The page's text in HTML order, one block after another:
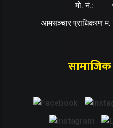
मो. नं.:
आमसञ्चार प्राधिकरण